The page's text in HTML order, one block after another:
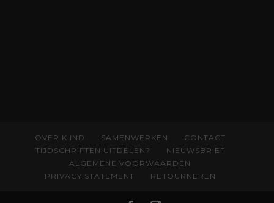
OVER KIIND SAMENWERKEN
CONTACT
TIJDSCHRIFTEN UITDELEN?
NIEUWSBRIEF
ALGEMENE VOORWAARDEN
PRIVACY STATEMENT
RETOURNEREN